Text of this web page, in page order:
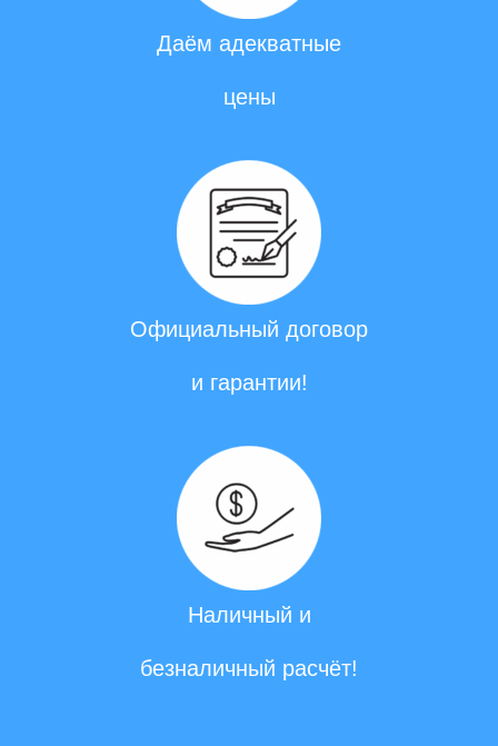
Даём адекватные
цены
Официальный договор
и гарантии!
Наличный и
безналичный расчёт!